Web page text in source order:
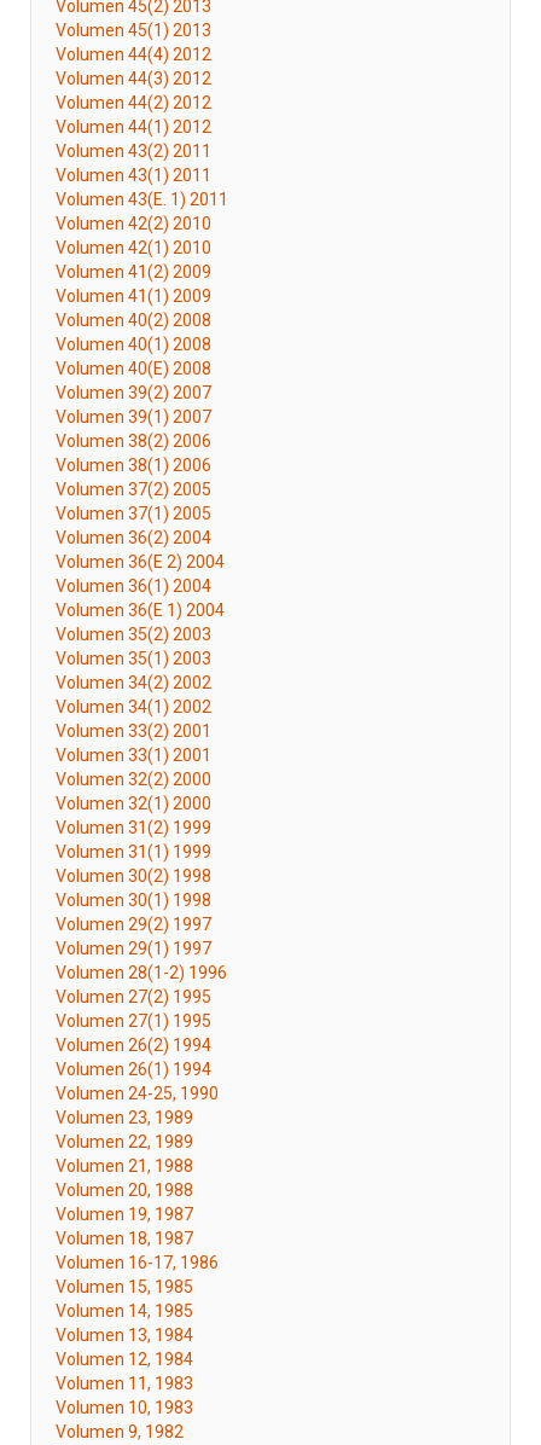
Volumen 45(2) 2013
Volumen 45(1) 2013
Volumen 44(4) 2012
Volumen 44(3) 2012
Volumen 44(2) 2012
Volumen 44(1) 2012
Volumen 43(2) 2011
Volumen 43(1) 2011
Volumen 43(E. 1) 2011
Volumen 42(2) 2010
Volumen 42(1) 2010
Volumen 41(2) 2009
Volumen 41(1) 2009
Volumen 40(2) 2008
Volumen 40(1) 2008
Volumen 40(E) 2008
Volumen 39(2) 2007
Volumen 39(1) 2007
Volumen 38(2) 2006
Volumen 38(1) 2006
Volumen 37(2) 2005
Volumen 37(1) 2005
Volumen 36(2) 2004
Volumen 36(E 2) 2004
Volumen 36(1) 2004
Volumen 36(E 1) 2004
Volumen 35(2) 2003
Volumen 35(1) 2003
Volumen 34(2) 2002
Volumen 34(1) 2002
Volumen 33(2) 2001
Volumen 33(1) 2001
Volumen 32(2) 2000
Volumen 32(1) 2000
Volumen 31(2) 1999
Volumen 31(1) 1999
Volumen 30(2) 1998
Volumen 30(1) 1998
Volumen 29(2) 1997
Volumen 29(1) 1997
Volumen 28(1-2) 1996
Volumen 27(2) 1995
Volumen 27(1) 1995
Volumen 26(2) 1994
Volumen 26(1) 1994
Volumen 24-25, 1990
Volumen 23, 1989
Volumen 22, 1989
Volumen 21, 1988
Volumen 20, 1988
Volumen 19, 1987
Volumen 18, 1987
Volumen 16-17, 1986
Volumen 15, 1985
Volumen 14, 1985
Volumen 13, 1984
Volumen 12, 1984
Volumen 11, 1983
Volumen 10, 1983
Volumen 9, 1982